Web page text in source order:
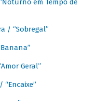
em Tempo de
/ “Sobregal”
Geral”
“Encaixe”